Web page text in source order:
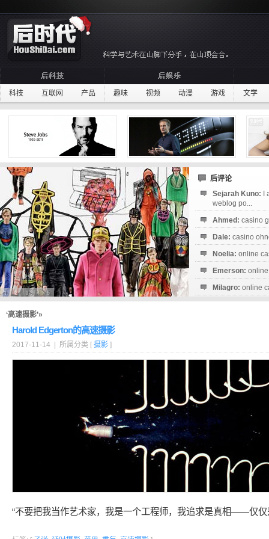
科技 互联网 产品 趣味 视频 动漫 游戏 文学
后评论
Sejarah Kuno:
weblog po...
Ahmed: casino
Dale: casino
Noelia: online
Emerson:
Milagro: online
‘高速摄影’»
Harold Edgerton的高速摄影
2017-11-14 | 所属分类 [ 摄影 ]
“不要把我当作艺术家，我是一个工程师，我追求是真相――仅仅